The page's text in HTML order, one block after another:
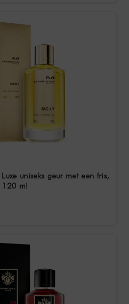
uniseks geur met een fris,
120 ml